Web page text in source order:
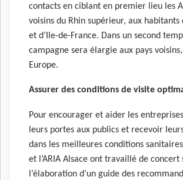
contacts en ciblant en premier lieu les
voisins du Rhin supérieur, aux habitants
et d’Ile-de-France. Dans un second
campagne sera élargie aux pays
Europe.
Assurer des conditions de visite
Pour encourager et aider les
leurs portes aux publics et recevoir
dans les meilleures conditions sanitaires,
et ​l’ARIA Alsace ont travaillé de concert
l’élaboration d’un guide des